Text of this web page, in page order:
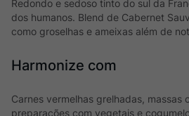
Redondo e sedoso tinto do sul da
dos humanos. Blend de Cabernet
como groselhas e ameixas além de
Harmonize com
Carnes vermelhas grelhadas, massas
preparações com vegetais e